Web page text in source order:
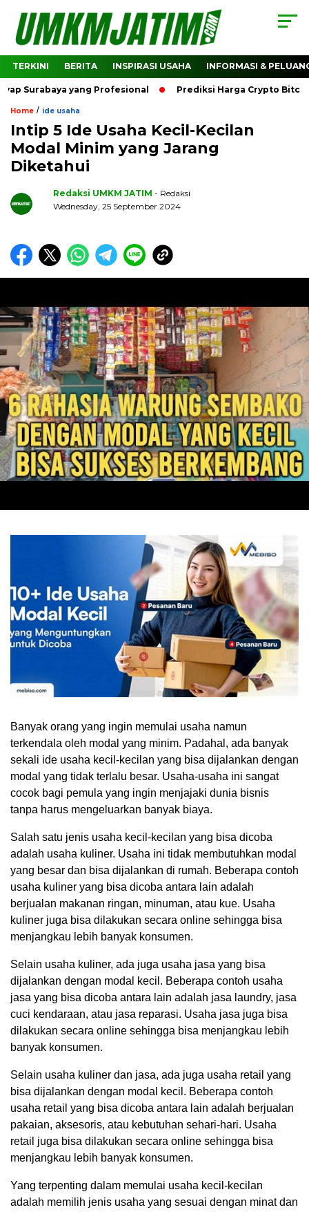
TERKINI BERITA INSPIRASI USAHA INFORMASI &
yang Profesional Prediksi Harga Crypto Bitcoin:
Home / ide usaha
Intip 5 Ide Usaha Kecil-Kecilan
Modal Minim yang Jarang
Diketahui
Redaksi UMKM JATIM - Redaksi
Wednesday, 25 September 2024
Banyak orang yang ingin memulai usaha namun
terkendala oleh modal yang minim. Padahal, ada banyak
sekali ide usaha kecil-kecilan yang bisa dijalankan dengan
modal yang tidak terlalu besar. Usaha-usaha ini sangat
cocok bagi pemula yang ingin menjajaki dunia bisnis
tanpa harus mengeluarkan banyak biaya.
Salah satu jenis usaha kecil-kecilan yang bisa dicoba
adalah usaha kuliner. Usaha ini tidak membutuhkan modal
yang besar dan bisa dijalankan di rumah. Beberapa contoh
usaha kuliner yang bisa dicoba antara lain adalah
berjualan makanan ringan, minuman, atau kue. Usaha
kuliner juga bisa dilakukan secara online sehingga bisa
menjangkau lebih banyak konsumen.
Selain usaha kuliner, ada juga usaha jasa yang bisa
dijalankan dengan modal kecil. Beberapa contoh usaha
jasa yang bisa dicoba antara lain adalah jasa laundry, jasa
cuci kendaraan, atau jasa reparasi. Usaha jasa juga bisa
dilakukan secara online sehingga bisa menjangkau lebih
banyak konsumen.
Selain usaha kuliner dan jasa, ada juga usaha retail yang
bisa dijalankan dengan modal kecil. Beberapa contoh
usaha retail yang bisa dicoba antara lain adalah berjualan
pakaian, aksesoris, atau kebutuhan sehari-hari. Usaha
retail juga bisa dilakukan secara online sehingga bisa
menjangkau lebih banyak konsumen.
Yang terpenting dalam memulai usaha kecil-kecilan
adalah memilih jenis usaha yang sesuai dengan minat dan